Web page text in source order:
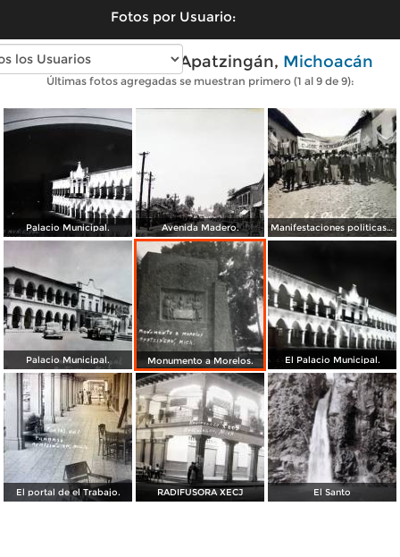
Fotos por Usuario:
Fotos antiguas de Apatzingán, Michoacán
Últimas fotos agregadas se muestran primero (1 al 9 de 9):
Palacio Municipal. Avenida Madero. Manifestaciones politicas en Apatzingán, Michoacán ( Fechada el 18 de Abril de 1944 ).
Palacio Municipal. Monumento a Morelos. El Palacio Municipal.
El portal de el Trabajo. RADIFUSORA XECJ El Santo